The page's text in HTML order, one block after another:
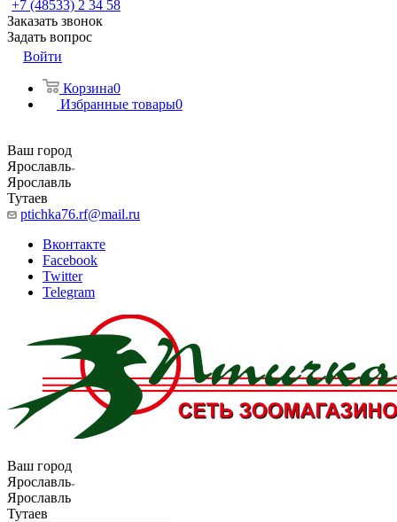
+7 (48533) 2 34 58
Заказать звонок
Задать вопрос
Войти
Корзина0
Избранные товары0
Ваш город
Ярославль
Ярославль
Тутаев
ptichka76.rf@mail.ru
Вконтакте
Facebook
Twitter
Telegram
Ваш город
Ярославль
Ярославль
Тутаев